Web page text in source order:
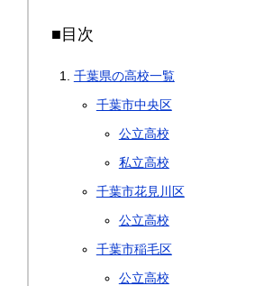
■目次
千葉県の高校一覧
千葉市中央区
公立高校
私立高校
千葉市花見川区
公立高校
千葉市稲毛区
公立高校